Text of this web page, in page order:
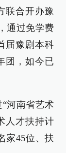
联合开办豫
通过免学费
届豫剧本科
团，如今已
河南省艺术
人才扶持计
家45位、扶